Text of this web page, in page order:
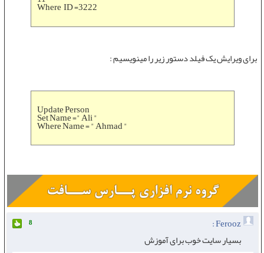
Where ID =3222
برای ویرایش یک فیلد دستور زیر را مینویسیم :
Update Person
Set Name =" Ali "
Where Name = " Ahmad "
Ferooz :
8
بسیار سایت خوب برای آموزش